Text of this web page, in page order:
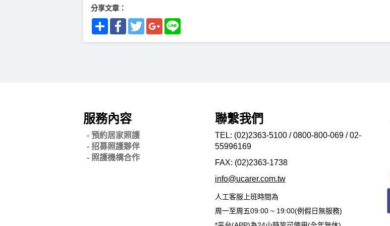
分享文章：
ShareFacebookTwitterGoogle+Line
服務內容
- 預約居家照護
- 招募照護夥伴
- 照護機構合作
聯繫我們
TEL: (02)2363-5100 / 0800-800-069 / 02-
55996169
FAX: (02)2363-1738
info@ucarer.com.tw
人工客服上班時間為
周一至周五09:00 ~ 19:00(例假日無服務)